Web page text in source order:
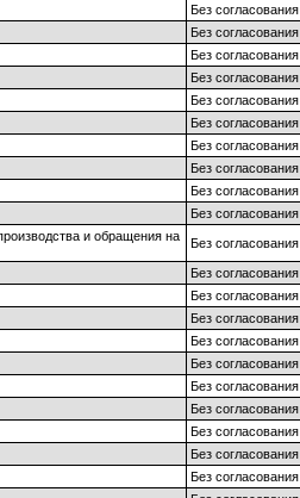
Без согласования
Без согласования
Без согласования
Без согласования
Без согласования
Без согласования
Без согласования
Без согласования
Без согласования
Без согласования
и обращения на
Без согласования
Без согласования
Без согласования
Без согласования
Без согласования
Без согласования
Без согласования
Без согласования
Без согласования
Без согласования
Без согласования